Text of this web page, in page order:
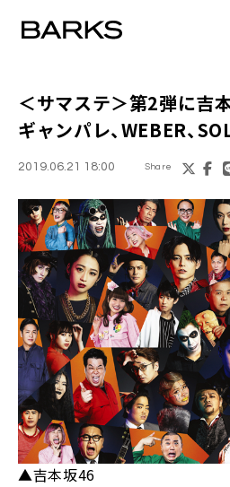
＜サマステ＞第2弾に吉
ギャンパレ、WEBER、
2019.06.21 18:00 Share
▲吉本坂46